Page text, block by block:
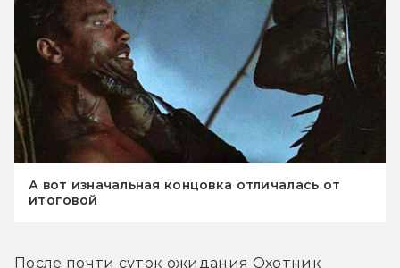
А вот изначальная концовка отличалась от
итоговой
После почти суток ожидания Охотник